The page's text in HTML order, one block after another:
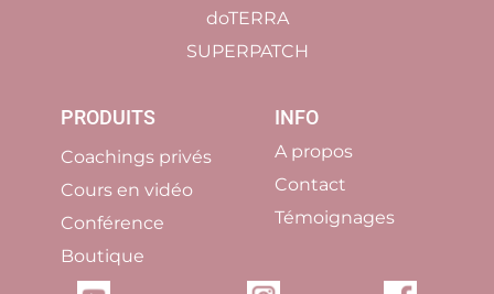
doTERRA
SUPERPATCH
PRODUITS
Coachings privés
Cours en vidéo
Conférence
Boutique
INFO
A propos
Contact
Témoignages